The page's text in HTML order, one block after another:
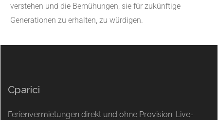
verstehen und die Bemühungen, sie für zukünftige
Generationen zu erhalten, zu würdigen.
Cparici
Ferienvermietungen direkt und ohne Provision. Live-